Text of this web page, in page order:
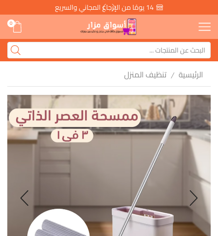
14 يومًا من الإرجاع المجاني والسريع
0
الرئيسية / تنظيف المنزل